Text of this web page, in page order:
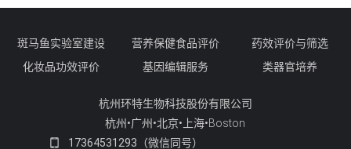
斑马鱼实验室建设 营养保健食品评价
药效评价与筛选
化妆品功效评价
基因编辑服务 类器官培养
杭州环特生物科技股份有限公司
杭州•广州•北京•上海•Boston
17364531293（微信同号）